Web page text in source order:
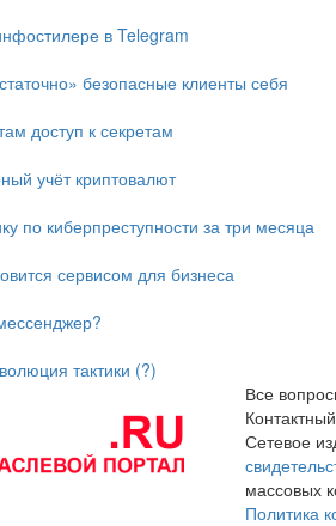
в Telegram
безопасные клиенты себя
доступ к секретам
учёт криптовалют
по киберпреступности за три месяца
сервисом для бизнеса
тактики (?)
Все
Сетевое
массовых
Политика